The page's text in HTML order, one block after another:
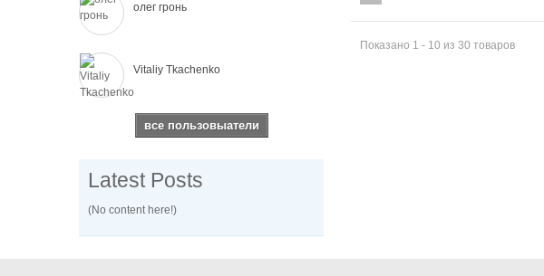
олег гронь
Vitaliy Tkachenko
все пользовыатели
Latest Posts
(No content here!)
Показано 1 - 10 из 30 товаров